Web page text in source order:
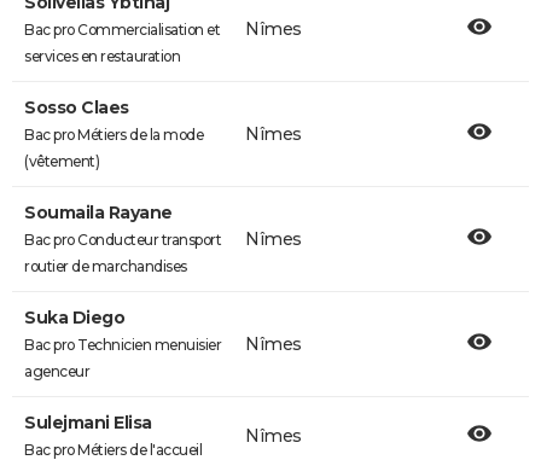
Bac pro Commercialisation et
services en restauration
Nîmes
Sosso Claes
Bac pro Métiers de la mode
(vêtement)
Nîmes
Soumaila Rayane
Bac pro Conducteur transport
routier de marchandises
Nîmes
Suka Diego
Bac pro Technicien menuisier
agenceur
Nîmes
Sulejmani Elisa
Bac pro Métiers de l'accueil
Nîmes